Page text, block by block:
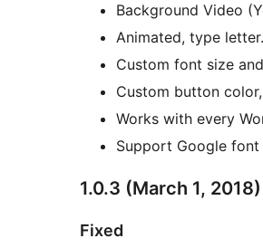
Background Video
Animated, type
Custom font size
Custom button
Works with every
Support Google font
1.0.3 (March 1, 2018)
Fixed